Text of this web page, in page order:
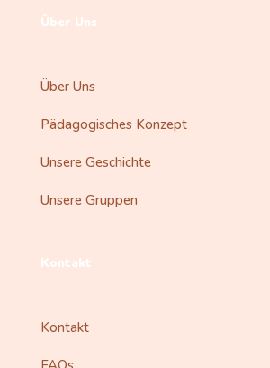
Über Uns
Über Uns
Pädagogisches Konzept
Unsere Geschichte
Unsere Gruppen
Kontakt
Kontakt